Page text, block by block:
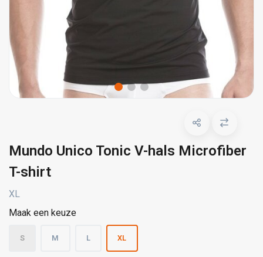
Mundo Unico Tonic V-hals Microfiber
T-shirt
XL
Maak een keuze
S M L XL